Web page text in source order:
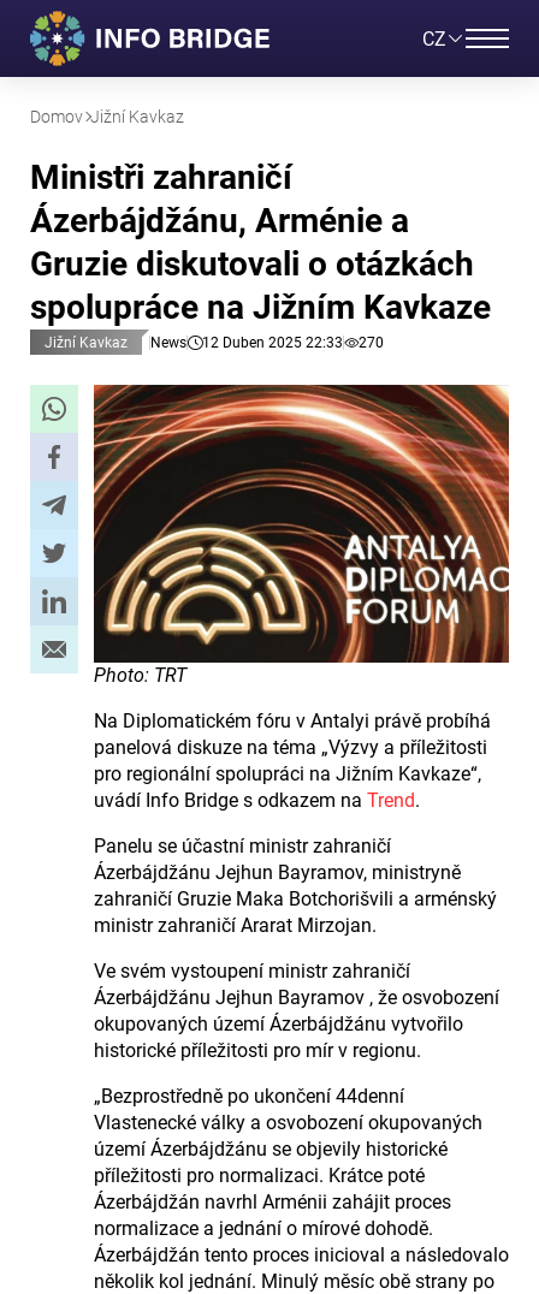
CZ
Domov Jižní Kavkaz
Ministři zahraničí
Ázerbájdžánu, Arménie a
Gruzie diskutovali o otázkách
spolupráce na Jižním Kavkaze
Jižní Kavkaz News 12 Duben 2025 22:33 270
Photo: TRT
Na Diplomatickém fóru v Antalyi právě probíhá
panelová diskuze na téma „Výzvy a příležitosti
pro regionální spolupráci na Jižním Kavkaze“,
uvádí Info Bridge s odkazem na Trend.
Panelu se účastní ministr zahraničí
Ázerbájdžánu Jejhun Bayramov, ministryně
zahraničí Gruzie Maka Botchorišvili a arménský
ministr zahraničí Ararat Mirzojan.
Ve svém vystoupení ministr zahraničí
Ázerbájdžánu Jejhun Bayramov , že osvobození
okupovaných území Ázerbájdžánu vytvořilo
historické příležitosti pro mír v regionu.
„Bezprostředně po ukončení 44denní
Vlastenecké války a osvobození okupovaných
území Ázerbájdžánu se objevily historické
příležitosti pro normalizaci. Krátce poté
Ázerbájdžán navrhl Arménii zahájit proces
normalizace a jednání o mírové dohodě.
Ázerbájdžán tento proces inicioval a následovalo
několik kol jednání. Minulý měsíc obě strany po